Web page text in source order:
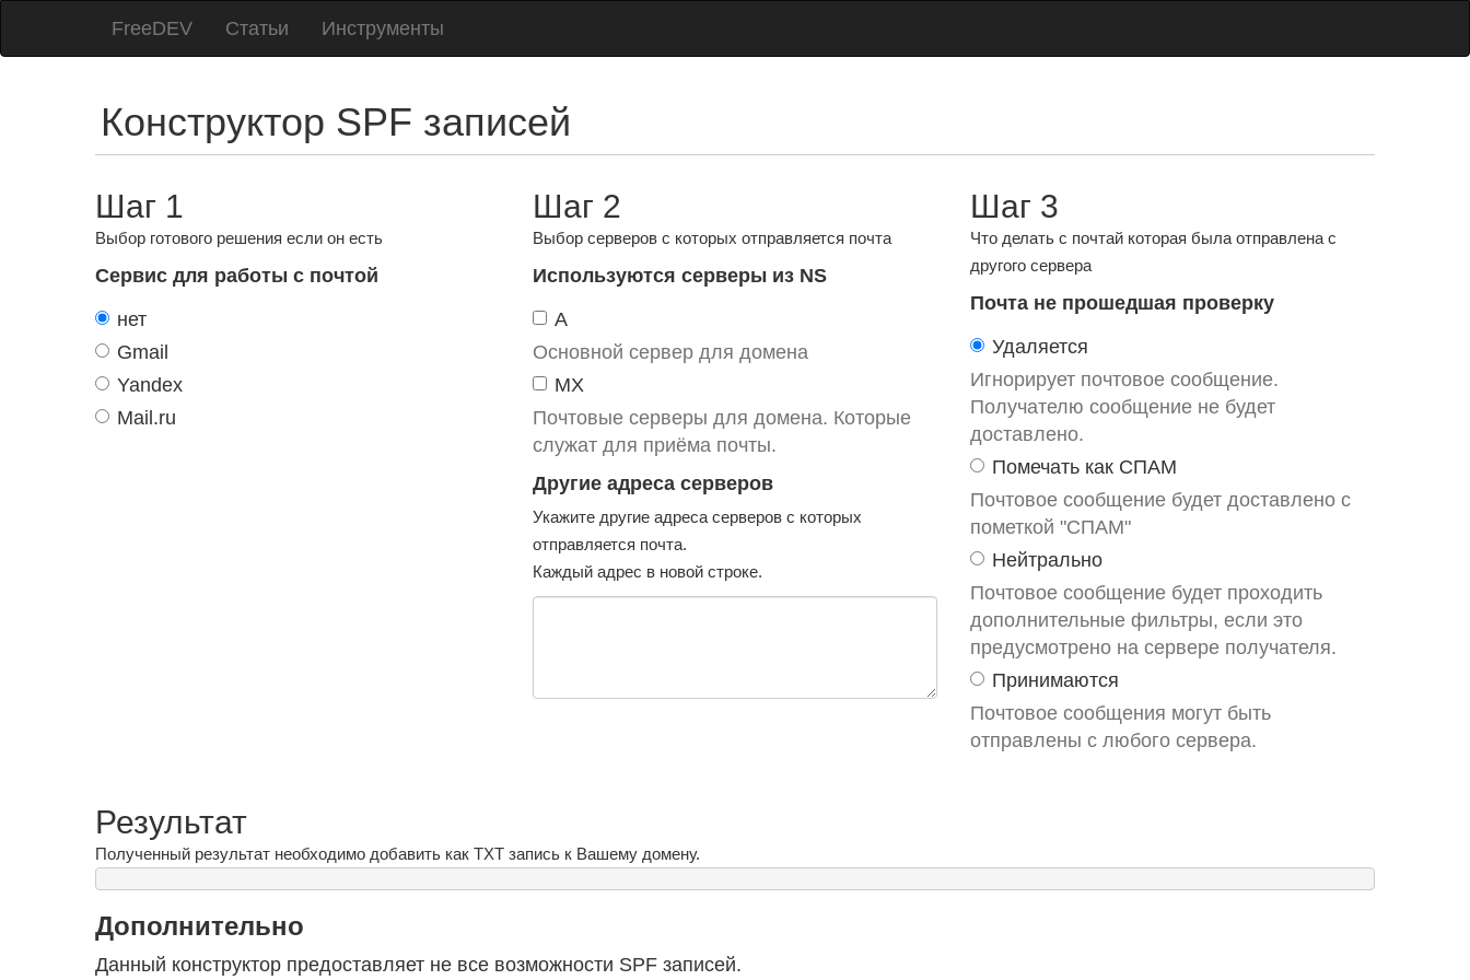
FreeDEV Статьи Инструменты
Конструктор SPF записей
Шаг 1
Выбор готового решения если он есть
Cервис для работы с почтой
нет
Gmail
Yandex
Mail.ru
Шаг 2
Выбор серверов с которых отправляется почта
Используются серверы из NS
A
Основной сервер для домена
MX
Почтовые серверы для домена. Которые
служат для приёма почты.
Другие адреса серверов
Укажите другие адреса серверов с которых
отправляется почта.
Каждый адрес в новой строке.
Шаг 3
Что делать с почтай которая была отправлена с
другого сервера
Почта не прошедшая проверку
Удаляется
Игнорирует почтовое сообщение.
Получателю сообщение не будет
доставлено.
Помечать как СПАМ
Почтовое сообщение будет доставлено с
пометкой "СПАМ"
Нейтрально
Почтовое сообщение будет проходить
дополнительные фильтры, если это
предусмотрено на сервере получателя.
Принимаются
Почтовое сообщения могут быть
отправлены с любого сервера.
Результат
Полученный результат необходимо добавить как TXT запись к Вашему домену.
Дополнительно
Данный конструктор предоставляет не все возможности SPF записей.